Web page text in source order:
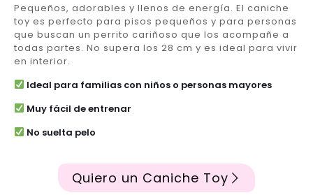
Pequeños, adorables y llenos de energía. El caniche
toy es perfecto para pisos pequeños y para personas
que buscan un perrito cariñoso que los acompañe a
todas partes. No supera los 28 cm y es ideal para vivir
en interior.
Ideal para familias con niños o personas mayores
Muy fácil de entrenar
No suelta pelo
Quiero un Caniche Toy